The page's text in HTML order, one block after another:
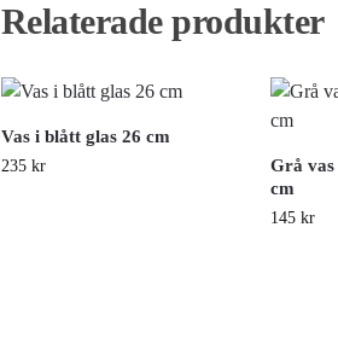
Relaterade produkter
Vas i blått glas 26 cm
235 kr
Grå vas
cm
145 kr